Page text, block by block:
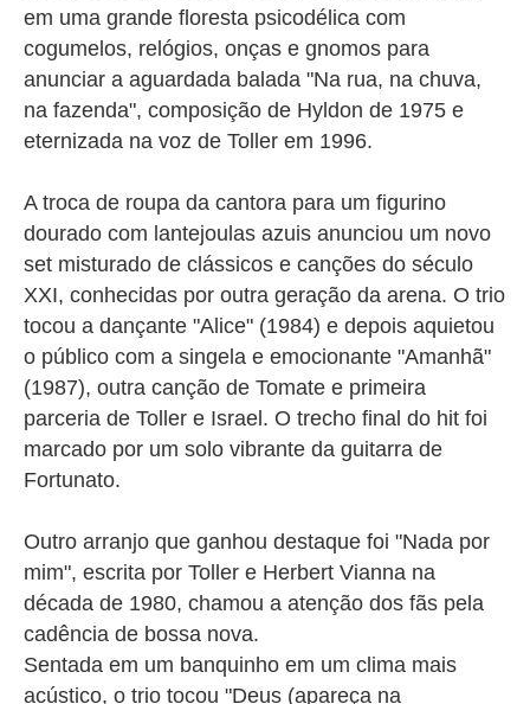
em uma grande floresta psicodélica com
cogumelos, relógios, onças e gnomos para
anunciar a aguardada balada "Na rua, na chuva,
na fazenda", composição de Hyldon de 1975 e
eternizada na voz de Toller em 1996.
A troca de roupa da cantora para um figurino
dourado com lantejoulas azuis anunciou um novo
set misturado de clássicos e canções do século
XXI, conhecidas por outra geração da arena. O trio
tocou a dançante "Alice" (1984) e depois aquietou
o público com a singela e emocionante "Amanhã"
(1987), outra canção de Tomate e primeira
parceria de Toller e Israel. O trecho final do hit foi
marcado por um solo vibrante da guitarra de
Fortunato.
Outro arranjo que ganhou destaque foi "Nada por
mim", escrita por Toller e Herbert Vianna na
década de 1980, chamou a atenção dos fãs pela
cadência de bossa nova.
Sentada em um banquinho em um clima mais
acústico, o trio tocou "Deus (apareça na